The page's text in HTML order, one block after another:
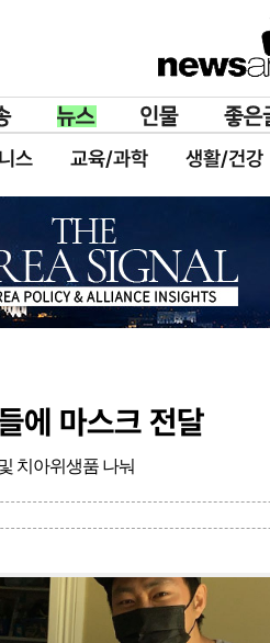
스 교육/과학 생활/건강
에 마스크 전달
치아위생품 나눠